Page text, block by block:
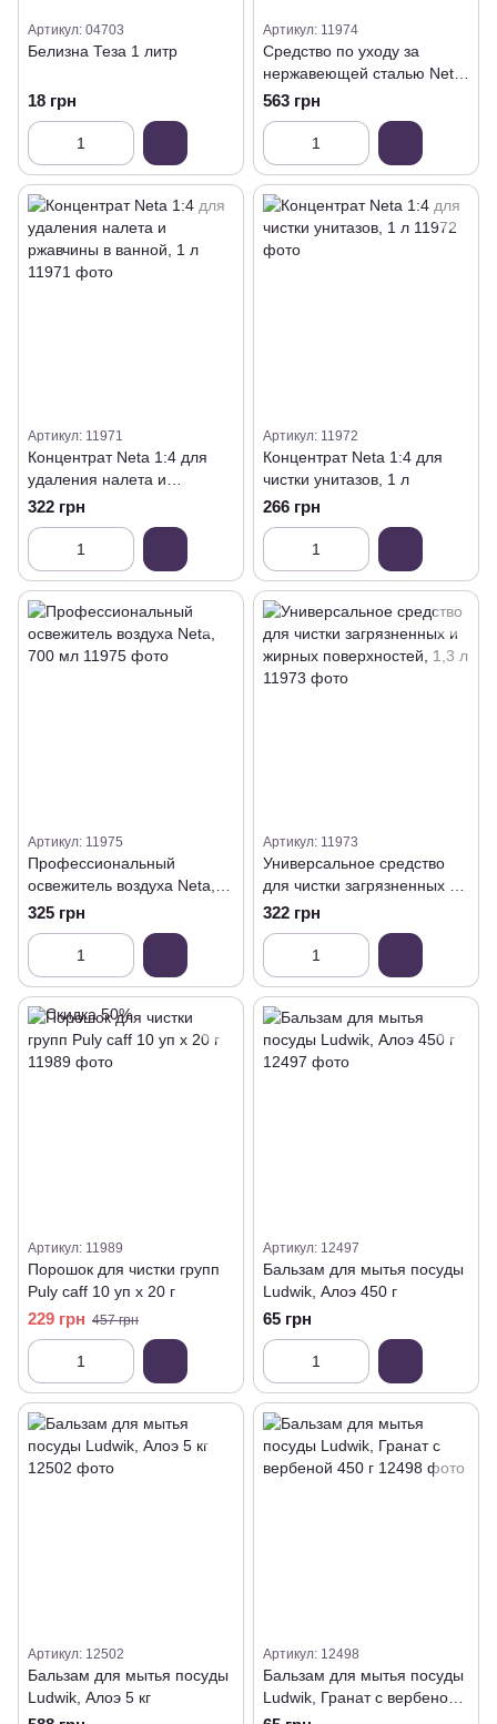
Артикул: 04703
Белизна Теза 1 литр
18 грн
Артикул: 11974
Средство по уходу за
нержавеющей сталью Neta,
650 мл
563 грн
Артикул: 11971
Концентрат Neta 1:4 для
удаления налета и
ржавчины в ванной, 1 л
322 грн
Артикул: 11972
Концентрат Neta 1:4 для
чистки унитазов, 1 л
266 грн
Артикул: 11975
Профессиональный
освежитель воздуха Neta,
700 мл
325 грн
Артикул: 11973
Универсальное средство
для чистки загрязненных и
жирных поверхностей, 1,3 л
322 грн
Артикул: 11989
Порошок для чистки групп
Puly caff 10 уп x 20 г
229 грн 457 грн
Артикул: 12497
Бальзам для мытья посуды
Ludwik, Алоэ 450 г
65 грн
Артикул: 12502
Бальзам для мытья посуды
Ludwik, Алоэ 5 кг
Артикул: 12498
Бальзам для мытья посуды
Ludwik, Гранат с вербеной
450 г